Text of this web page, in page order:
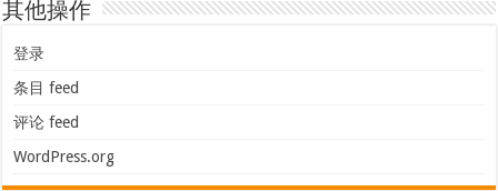
其他操作
登录
条目 feed
评论 feed
WordPress.org